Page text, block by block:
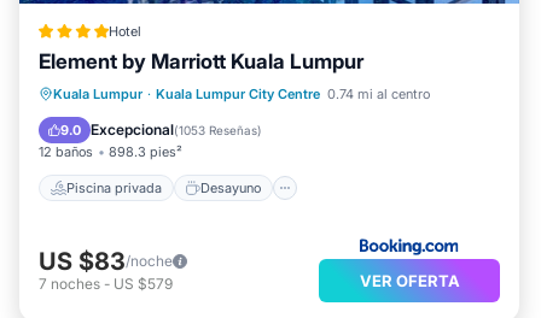
Hotel
Element by Marriott Kuala Lumpur
Kuala Lumpur · Kuala Lumpur City Centre 0.74 mi al centro
9.0 Excepcional(1053 Reseñas)
12 baños 898.3 pies²
Piscina privada Desayuno
Piscina privada
Desayuno
Aparcamiento
Piscina
US $83/noche
7 noches - US $579 VER OFERTA